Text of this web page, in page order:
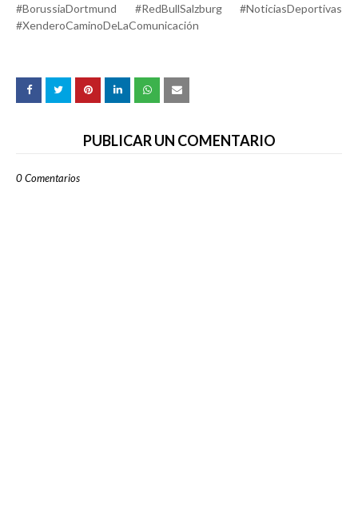
#BorussiaDortmund #RedBullSalzburg #NoticiasDeportivas
#XenderoCaminoDeLaComunicación
PUBLICAR UN COMENTARIO
0 Comentarios